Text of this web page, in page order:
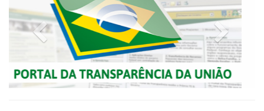
Previous